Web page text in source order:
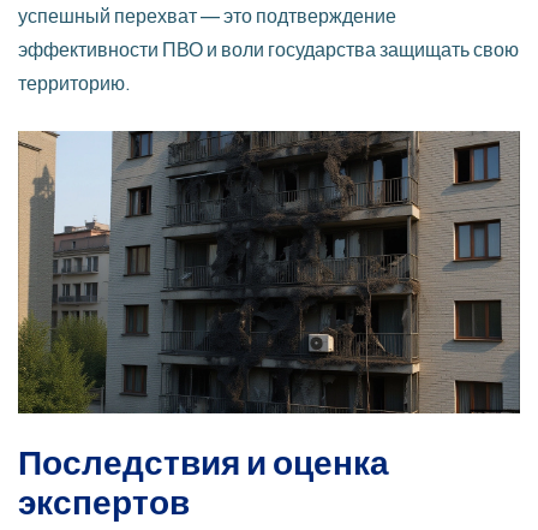
успешный перехват — это подтверждение
эффективности ПВО и воли государства защищать свою
территорию.
Последствия и оценка
экспертов